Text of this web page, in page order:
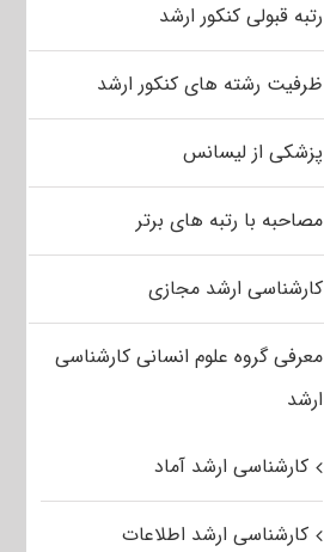
رتبه قبولی کنکور ارشد
ظرفیت رشته های کنکور ارشد
پزشکی از لیسانس
مصاحبه با رتبه های برتر
کارشناسی ارشد مجازی
معرفی گروه علوم انسانی کارشناسی
ارشد
کارشناسی ارشد آماد
کارشناسی ارشد اطلاعات